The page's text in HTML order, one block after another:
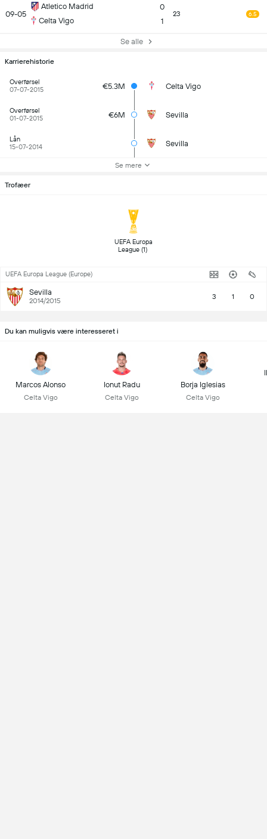
09-05
Atletico Madrid
Celta Vigo
0
1
23 6.5
Se alle
Karrierehistorie
Overførsel
07-07-2015
€5.3M Celta Vigo
Overførsel
01-07-2015
€6M Sevilla
Lån
15-07-2014
Sevilla
Se mere
Trofæer
UEFA Europa
UEFA Europa League (Europe)
Sevilla
2014/2015 3 1 0
Du kan muligvis være interesseret i
Marcos Alonso
Celta Vigo
Ionut Radu
Celta Vigo
Borja Iglesias
Celta Vigo